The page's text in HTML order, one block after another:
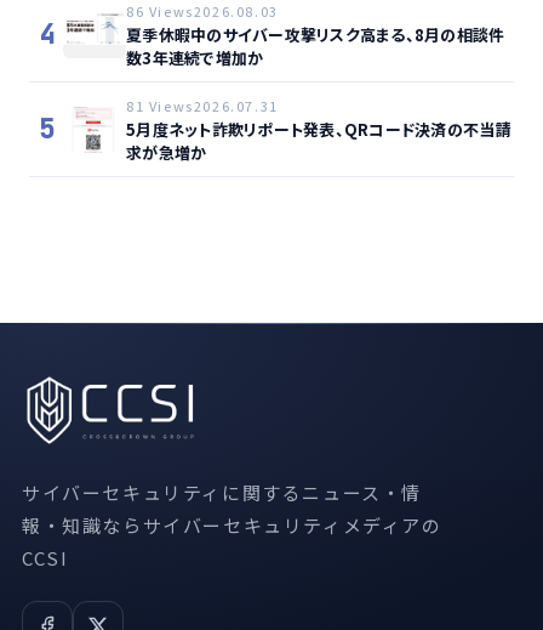
4
86 Views2026.08.03
夏季休暇中のサイバー攻撃リスク高まる、8月の相談件
数3年連続で増加か
5
81 Views2026.07.31
5月度ネット詐欺リポート発表、QRコード決済の不当請
求が急増か
サイバーセキュリティに関するニュース・情
報・知識ならサイバーセキュリティメディアの
CCSI